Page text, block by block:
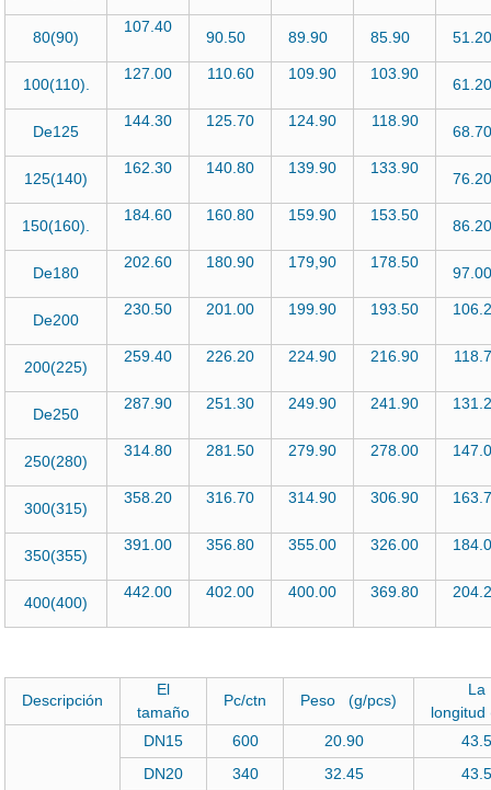
80(90)
107.40
90.50 89.90 85.90
100(110).
127.00 110.60 109.90 103.90
De125
144.30 125.70 124.90 118.90
125(140)
162.30 140.80 139.90 133.90
150(160).
184.60 160.80 159.90 153.50
De180
202.60 180.90 179,90 178.50
De200
230.50 201.00 199.90 193.50
200(225)
259.40 226.20 224.90 216.90
De250
287.90 251.30 249.90 241.90
250(280)
314.80 281.50 279.90 278.00
300(315)
358.20 316.70 314.90 306.90
350(355)
391.00 356.80 355.00 326.00
400(400)
442.00 402.00 400.00 369.80
Descripción
El
tamaño
Pc/ctn Peso (g/pcs)
La
longitud
DN15 600 20.90
43.5
DN20
340 32.45
43.5